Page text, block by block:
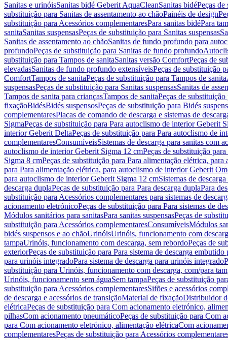
Sanitas e urinóisSanitas bidé Geberit AquaCleanSanitas bidéPeças
substituição para Sanitas de assentamento ao chãoPainéis de design
substituição para Acessórios complementaresPara sanitas bidéPara
sanitaSanitas suspensasPeças de substituição para Sanitas suspensas
Sanitas de assentamento ao chãoSanitas de fundo profundo para
profundoPeças de substituição para Sanitas de fundo profundo
substituição para Tampos de sanitaSanitas versão ComfortPeças de
elevadasSanitas de fundo profundo extensíveisPeças de substituição
ComfortTampos de sanitaPeças de substituição para Tampos de sanita
suspensasPeças de substituição para Sanitas suspensasSanitas de
Tampos de sanita para criançasTampos de sanitaPeças de
fixaçãoBidésBidés suspensosPeças de substituição para Bidés
complementaresPlacas de comando de descarga e sistemas de
SigmaPeças de substituição para Para autoclismo de interior Geberit
interior Geberit DeltaPeças de substituição para Para autoclismo de
complementaresConsumíveisSistemas de descarga para sanitas com
autoclismo de interior Geberit Sigma 12 cmPeças de substituição
Sigma 8 cmPeças de substituição para Para alimentação elétrica,
para Para alimentação elétrica, para autoclismo de interior Geberit
para autoclismo de interior Geberit Sigma 12 cmSistemas de
descarga duplaPeças de substituição para Para descarga duplaPara
substituição para Acessórios complementares para sistemas de
acionamento eletrónicoPeças de substituição para Para sistemas de
Módulos sanitários para sanitasPara sanitas suspensasPeças de
substituição para Acessórios complementaresConsumíveisMódulos
bidés suspensos e ao chãoUrinóisUrinóis, funcionamento com
tampaUrinóis, funcionamento com descarga, sem rebordoPeças de
exteriorPeças de substituição para Para sistema de descarga
para urinóis integradoPara sistema de descarga para urinóis integrado
substituição para Urinóis, funcionamento com descarga, com/para
Urinóis, funcionamento sem águaSem tampaPeças de substituição
substituição para Acessórios complementaresSifões e acessórios
de descarga e acessórios de transiçãoMaterial de fixaçãoDistribuidor
elétricaPeças de substituição para Com acionamento eletrónico,
pilhasCom acionamento pneumáticoPeças de substituição para Com
para Com acionamento eletrónico, alimentação elétricaCom
complementaresPeças de substituição para Acessórios